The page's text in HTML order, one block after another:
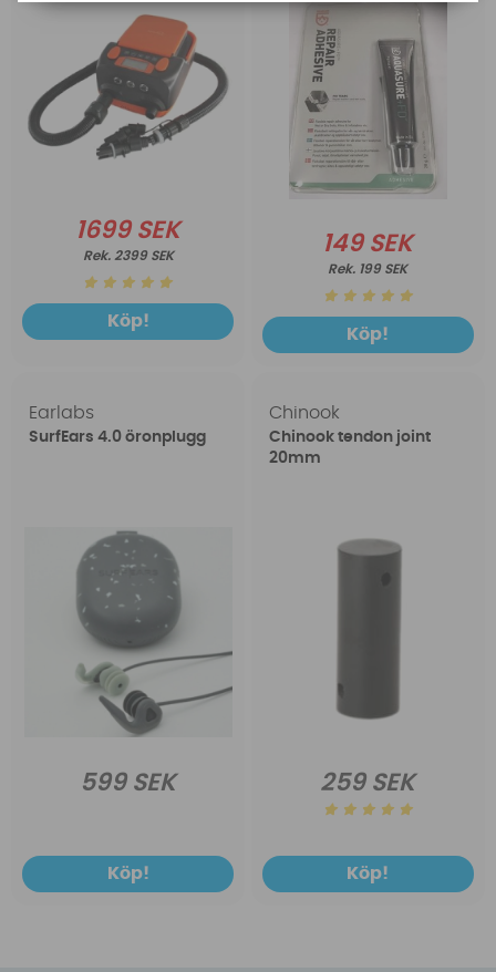
1699 SEK
2399 SEK
Köp!
149 SEK
199 SEK
Köp!
Earlabs
SurfEars 4.0 öronplugg
599 SEK
Köp!
Chinook
Chinook tendon joint
20mm
259 SEK
Köp!